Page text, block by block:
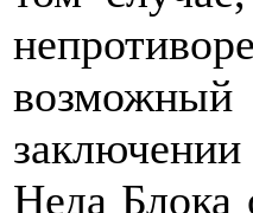
заключении
Неда Блока